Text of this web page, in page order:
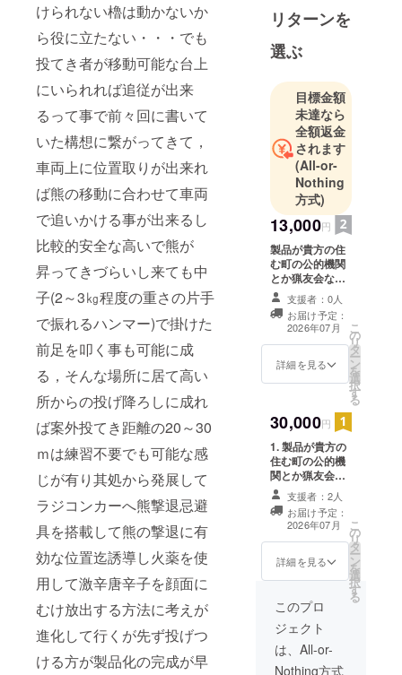
けられない櫓は動かないか
ら役に立たない・・・でも
投てき者が移動可能な台上
にいられれば追従が出来
るって事で前々回に書いて
いた構想に繋がってきて，
車両上に位置取りが出来れ
ば熊の移動に合わせて車両
で追いかける事が出来るし
比較的安全な高いで熊が
昇ってきづらいし来ても中
子(2～3㎏程度の重さの片手
で振れるハンマー)で掛けた
前足を叩く事も可能に成
る，そんな場所に居て高い
所からの投げ降ろしに成れ
ば案外投てき距離の20～30
ｍは練習不要でも可能な感
じが有り其処から発展して
ラジコンカーへ熊撃退忌避
具を搭載して熊の撃退に有
効な位置迄誘導し火薬を使
用して激辛唐辛子を顔面に
むけ放出する方法に考えが
進化して行くが先ず投げつ
ける方が製品化の完成が早
エレ
クトロニク
ス分野ワー
キンググ
ループへ参
加。
昭和61年 4
月 北海道立
札幌高等技
術専門学
院、
精密機械
学科設計講
師受託 翌62
年講師任期
終了
昭和62年 3
月 エレクト
ロニクス分
ググループ
任期終了
昭和62年 9
月 上記の任
期終了に伴
い、北海道
立工業試験
場殿の
センシン
グ技術開発
の共同研究
員となる。
平成元年 7
リターンを
選ぶ
目標金額
未達なら
全額返金
されます
(All-or-
Nothing
方式)
13,000円
製品が貴方の住
む町の公的機関
とか猟友会など
が購入された
時，貴方のお力
添えの結晶が貴
方の町の人と動
物を守る為，嫁
入りした事を先
支援者：0人
お届け予定：
2026年07月
詳細を見る
こ
の
リ
タ
ー
ン
を
選
択
す
る
30,000円
1. 製品が貴方の
住む町の公的機
関とか猟友会な
どで購入 され
た時，貴方のお
力添えの結晶が
貴方の町の人と
動物を守る
為，嫁入りした
し上げます。 2.
迄の実験と撃退
忌避の実施を記
録した 画像と
支援者：2人
お届け予定：
2026年07月
詳細を見る
こ
の
リ
タ
ー
ン
を
選
択
す
る
このプロ
ジェクト
は、All-or-
Nothing方式